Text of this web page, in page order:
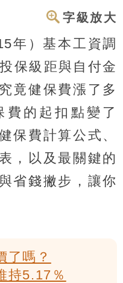
字級放大
年）基本工資調
保級距與自付金
竟健保費漲了多
費的起扣點變了
保費計算公式、
，以及最關鍵的
省錢撇步，讓你
了嗎？
持5.17％